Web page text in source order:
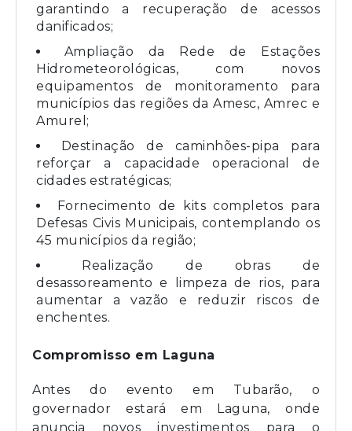
garantindo a recuperação de acessos
danificados;
Ampliação da Rede de Estações
Hidrometeorológicas, com novos
equipamentos de monitoramento para
municípios das regiões da Amesc, Amrec e
Amurel;
Destinação de caminhões-pipa para
reforçar a capacidade operacional de
cidades estratégicas;
Fornecimento de kits completos para
Defesas Civis Municipais, contemplando os
45 municípios da região;
Realização de obras de
desassoreamento e limpeza de rios, para
aumentar a vazão e reduzir riscos de
enchentes.
Compromisso em Laguna
Antes do evento em Tubarão, o
governador estará em Laguna, onde
anuncia novos investimentos para o